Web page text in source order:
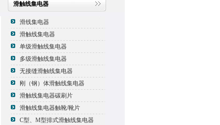
滑触线集电器
滑线集电器
滑触线集电器
单级滑触线集电器
多级滑触线集电器
无接缝滑触线集电器
刚（钢）体滑触线集电器
滑触线集电器碳刷片
滑触线集电器触靴/靴片
C型、M型排式滑触线集电器